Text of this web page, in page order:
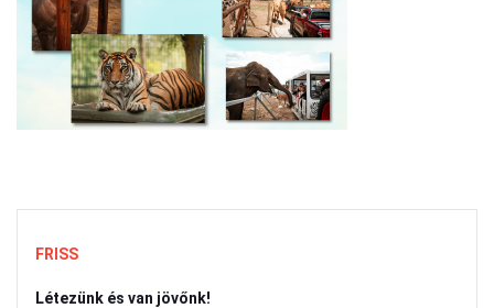
FRISS
Létezünk és van jövőnk!